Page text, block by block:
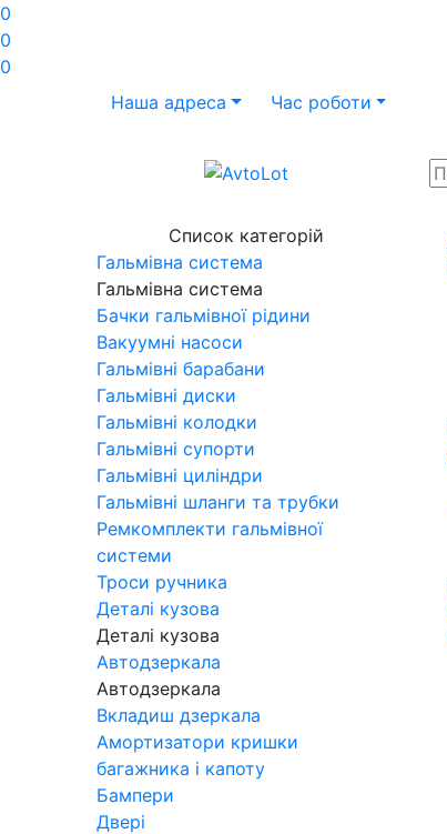
0
0
0
Наша адреса
Час роботи
Список категорій
Гальмівна система
Гальмівна система
Бачки гальмівної рідини
Вакуумні насоси
Гальмівні барабани
Гальмівні диски
Гальмівні колодки
Гальмівні супорти
Гальмівні циліндри
Гальмівні шланги та трубки
Ремкомплекти гальмівної
системи
Троси ручника
Деталі кузова
Деталі кузова
Автодзеркала
Автодзеркала
Вкладиш дзеркала
Амортизатори кришки
багажника і капоту
Бампери
Двері